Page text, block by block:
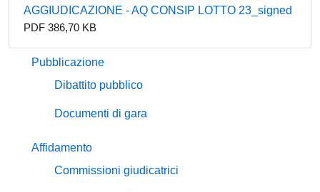
AGGIUDICAZIONE - AQ CONSIP LOTTO 23_signed
PDF 386,70 KB
Pubblicazione
Dibattito pubblico
Documenti di gara
Affidamento
Commissioni giudicatrici